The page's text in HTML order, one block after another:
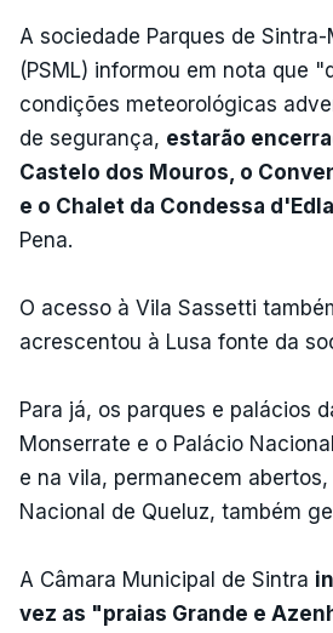
A sociedade Parques de
(PSML) informou em nota que
condições meteorológicas
de segurança, estarão
Castelo dos Mouros, o
e o Chalet da Condessa d'Edla
Pena.
O acesso à Vila Sassetti
acrescentou à Lusa fonte da
Para já, os parques e palácios
Monserrate e o Palácio
e na vila, permanecem
Nacional de Queluz, também
A Câmara Municipal de Sintra
vez as "praias Grande e